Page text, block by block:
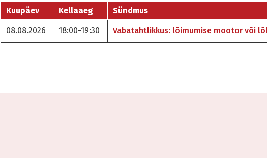
Kuupäev Kellaaeg Sündmus
08.08.2026 18:00-19:30 Vabatahtlikkus: lõimumise mootor või